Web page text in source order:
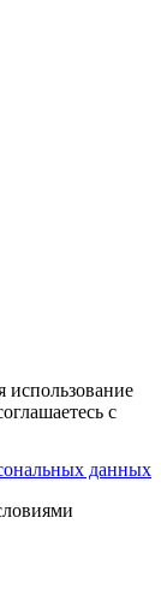
данных
использование
с